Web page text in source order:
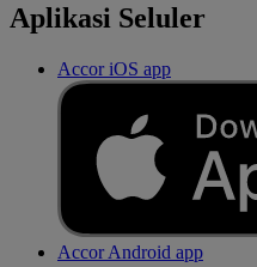
Aplikasi Seluler
Accor iOS app
Accor Android app